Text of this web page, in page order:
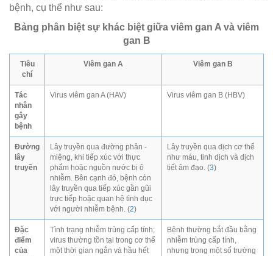
bệnh, cụ thể như sau:
Bảng phân biệt sự khác biệt giữa viêm gan A và viêm
gan B
Tiêu
chí
Viêm gan A Viêm gan B
Tác
nhân
gây
bệnh
Virus viêm gan A (HAV) Virus viêm gan B (HBV)
Đường
lây
truyền
Lây truyền qua đường phân -
miệng, khi tiếp xúc với thực
phẩm hoặc nguồn nước bị ô
nhiễm. Bên cạnh đó, bệnh còn
lây truyền qua tiếp xúc gần gũi
trực tiếp hoặc quan hệ tình dục
với người nhiễm bệnh. (2)
Lây truyền qua dịch cơ thể
như máu, tinh dịch và dịch
tiết âm đạo. (3)
Đặc
điểm
của
Tình trạng nhiễm trùng cấp tính;
virus thường tồn tại trong cơ thể
một thời gian ngắn và hầu hết
Bệnh thường bắt đầu bằng
nhiễm trùng cấp tính,
nhưng trong một số trường